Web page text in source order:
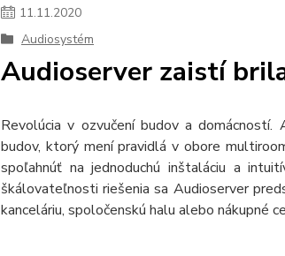
11.11.2020
Audiosystém
Audioserver zaistí
Revolúcia v ozvučení budov a
budov, ktorý mení pravidlá v obore
spoľahnúť na jednoduchú inštaláciu a
škálovateľnosti riešenia sa Audioserver
kanceláriu, spoločenskú halu alebo nákupné